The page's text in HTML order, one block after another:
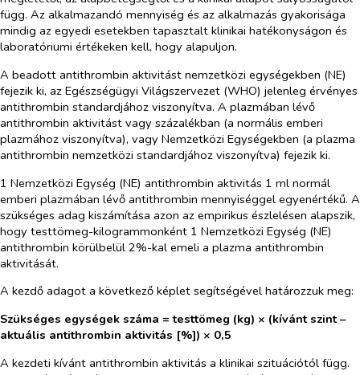
függ. Az alkalmazandó mennyiség és az alkalmazás gyakorisága
mindig az egyedi esetekben tapasztalt klinikai hatékonyságon és
laboratóriumi értékeken kell, hogy alapuljon.
A beadott antithrombin aktivitást nemzetközi egységekben (NE)
fejezik ki, az Egészségügyi Világszervezet (WHO) jelenleg érvényes
antithrombin standardjához viszonyítva. A plazmában lévő
antithrombin aktivitást vagy százalékban (a normális emberi
plazmához viszonyítva), vagy Nemzetközi Egységekben (a plazma
antithrombin nemzetközi standardjához viszonyítva) fejezik ki.
1 Nemzetközi Egység (NE) antithrombin aktivitás 1 ml normál
emberi plazmában lévő antithrombin mennyiséggel egyenértékű. A
szükséges adag kiszámítása azon az empirikus észlelésen alapszik,
hogy testtömeg-kilogrammonként 1 Nemzetközi Egység (NE)
antithrombin körülbelül 2%-kal emeli a plazma antithrombin
aktivitását.
A kezdő adagot a következő képlet segítségével határozzuk meg:
Szükséges egységek száma = testtömeg (kg) × (kívánt szint –
aktuális antithrombin aktivitás [%]) × 0,5
A kezdeti kívánt antithrombin aktivitás a klinikai szituációtól függ.